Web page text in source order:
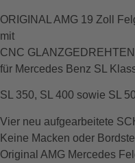
ORIGINAL AMG 19 Zoll
mit
CNC
für Mercedes Benz SL
SL 350, SL 400 sowie SL
Vier neu aufgearbeitete
Keine Macken oder
Original AMG Mercedes